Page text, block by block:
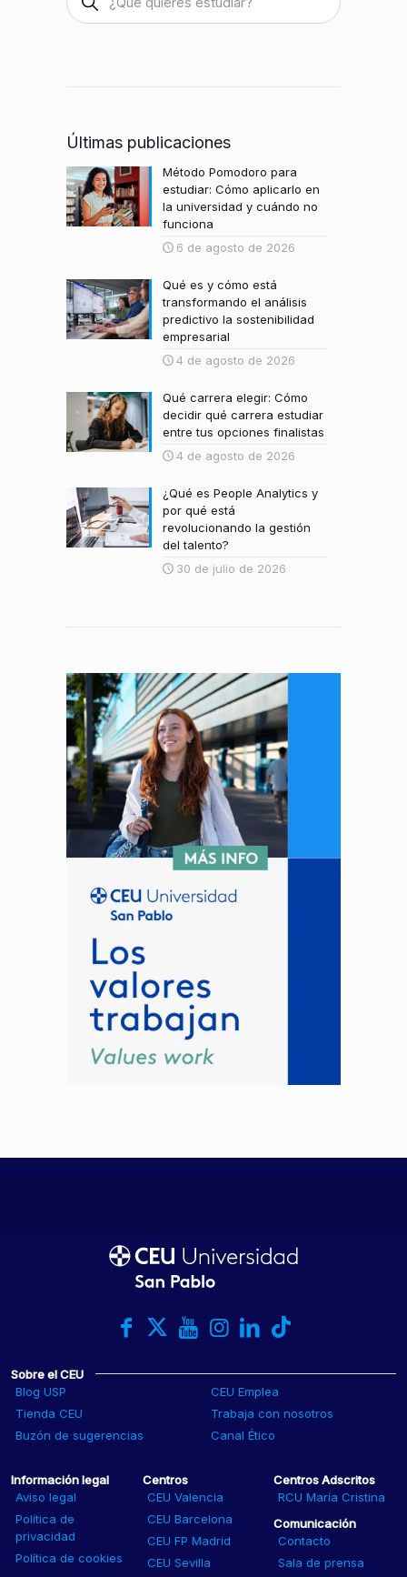
Últimas publicaciones
Método Pomodoro para
estudiar: Cómo aplicarlo en
la universidad y cuándo no
funciona
6 de agosto de 2026
Qué es y cómo está
transformando el análisis
predictivo la sostenibilidad
empresarial
4 de agosto de 2026
Qué carrera elegir: Cómo
decidir qué carrera estudiar
entre tus opciones finalistas
4 de agosto de 2026
¿Qué es People Analytics y
por qué está
revolucionando la gestión
del talento?
30 de julio de 2026
Sobre el CEU
Blog USP
CEU Emplea
Tienda CEU
Trabaja con nosotros
Buzón de sugerencias
Canal Ético
Información legal
Aviso legal
Política de
privacidad
Política de cookies
Centros
CEU Valencia
CEU Barcelona
CEU FP Madrid
CEU Sevilla
Centros Adscritos
RCU María Cristina
Comunicación
Contacto
Sala de prensa